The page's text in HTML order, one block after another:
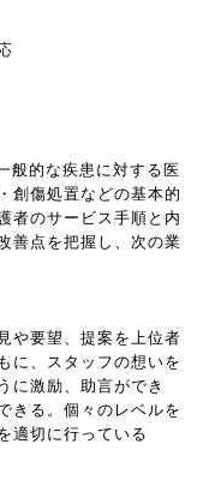
般的な疾患に対する医
創傷処置などの基本的
者のサービス手順と内
善点を把握し、次の業
や要望、提案を上位者
に、スタッフの想いを
に激励、助言ができ
きる。個々のレベルを
適切に行っている